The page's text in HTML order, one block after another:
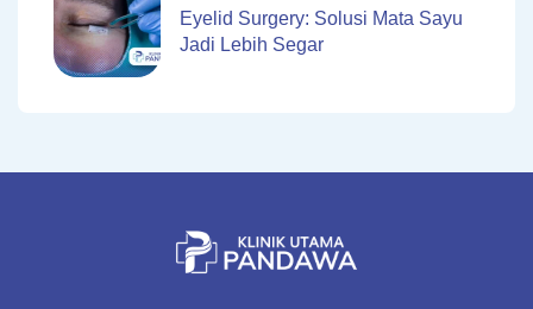
Eyelid Surgery: Solusi Mata Sayu
Jadi Lebih Segar